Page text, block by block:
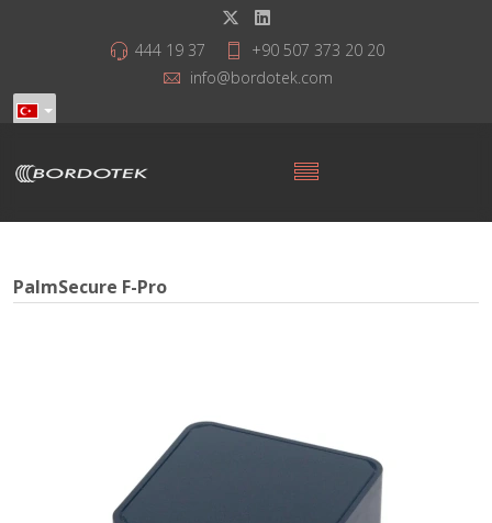
444 19 37
+90 507 373 20 20
info@bordotek.com
PalmSecure F-Pro